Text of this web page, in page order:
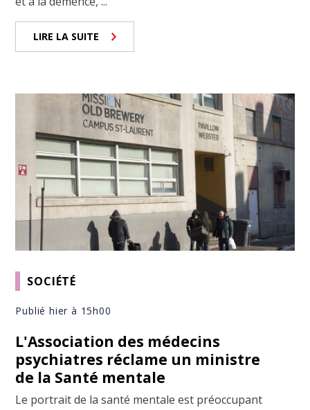
LIRE LA SUITE
SOCIÉTÉ
Publié hier à 15h00
L'Association des médecins
psychiatres réclame un ministre
de la Santé mentale
Le portrait de la santé mentale est préoccupant